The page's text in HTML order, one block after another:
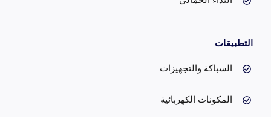
التطبيقات
السباكة والتجهيزات
المكونات الكهربائية